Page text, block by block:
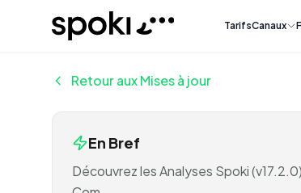
Spoki TarifsCanaux
Retour aux Mises à jour
En Bref
Découvrez les Analyses Spoki